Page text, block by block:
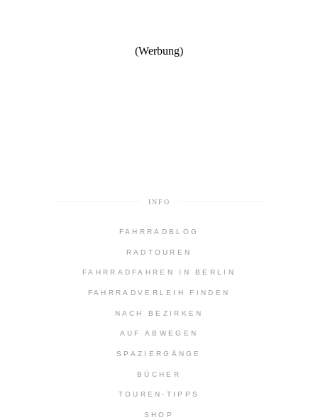
INFO
FAHRRADBLOG
RADTOUREN
FAHRRADFAHREN IN BERLIN
FAHRRADVERLEIH FINDEN
NACH BEZIRKEN
AUF ABWEGEN
SPAZIERGÄNGE
BÜCHER
TOUREN-TIPPS
SHOP